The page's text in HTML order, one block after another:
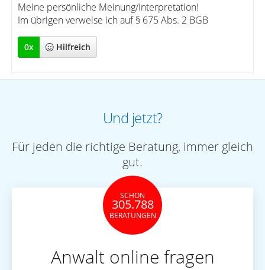
Meine persönliche Meinung/Interpretation!
Im übrigen verweise ich auf § 675 Abs. 2 BGB
0x Hilfreich
Und jetzt?
Für jeden die richtige Beratung, immer gleich
gut.
SCHON
305.788
BERATUNGEN
Anwalt online fragen